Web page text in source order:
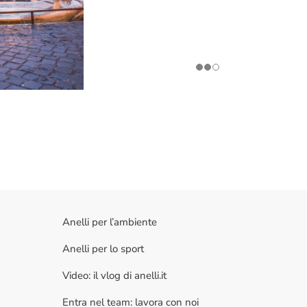
Anelli per l’ambiente
Anelli per lo sport
Video: il vlog di anelli.it
Entra nel team: lavora con noi